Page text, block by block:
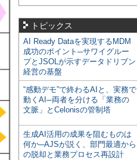
トピックス
AI Ready Dataを実現するMDM
成功のポイント─サワイグルー
プとJSOLが示すデータドリブン
経営の基盤
“感動デモ”で終わるAIと、実務で
動くAI─両者を分ける「業務の
文脈」とCelonisの管制塔
生成AI活用の成果を阻むものは
何か─AJSが説く、部門最適から
の脱却と業務プロセス再設計